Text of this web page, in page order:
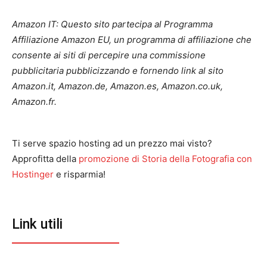
Amazon IT: Questo sito partecipa al Programma
Affiliazione Amazon EU, un programma di affiliazione che
consente ai siti di percepire una commissione
pubblicitaria pubblicizzando e fornendo link al sito
Amazon.it, Amazon.de, Amazon.es, Amazon.co.uk,
Amazon.fr.
Ti serve spazio hosting ad un prezzo mai visto?
Approfitta della promozione di Storia della Fotografia con
Hostinger e risparmia!
Link utili